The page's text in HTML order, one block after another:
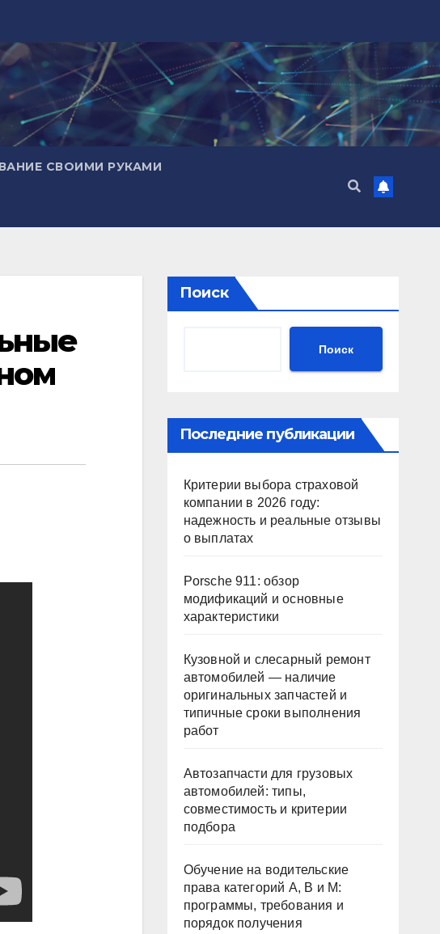
СВОИМИ РУКАМИ
Поиск
Поиск
Последние публикации
Критерии выбора страховой
компании в 2026 году:
надежность и реальные отзывы
о выплатах
Porsche 911: обзор
модификаций и основные
характеристики
Кузовной и слесарный ремонт
автомобилей — наличие
оригинальных запчастей и
типичные сроки выполнения
работ
Автозапчасти для грузовых
автомобилей: типы,
совместимость и критерии
подбора
Обучение на водительские
права категорий A, B и M:
программы, требования и
порядок получения